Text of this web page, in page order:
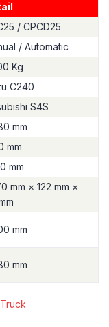
/ CPCD25
/ Automatic
Kg
C240
S4S
mm
mm
mm
mm × 122 mm ×
mm
mm